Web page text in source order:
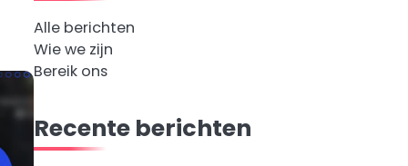
Alle berichten
Wie we zijn
Bereik ons
Recente berichten